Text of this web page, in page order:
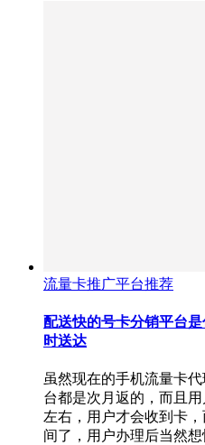
流量卡推广平台推荐
配送快的号卡分销平台
时送达
虽然现在的手机流量卡
台都是次月返的，而且
左右，用户才会收到卡
间了，用户办理后当然